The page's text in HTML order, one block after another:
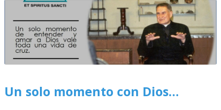
Un solo momento con Dios…